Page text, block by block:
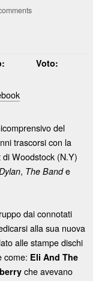
Voto:
del
trascorsi con la
Woodstock (N.Y)
, The Bande
dai connotati
alla sua nuova
alle stampe dischi
come: Eli And The
che avevano